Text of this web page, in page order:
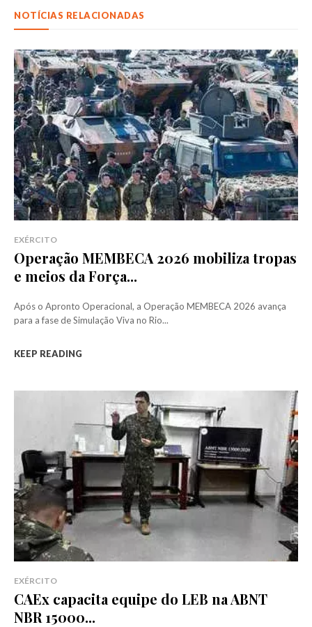
NOTÍCIAS RELACIONADAS
EXÉRCITO
Operação MEMBECA 2026 mobiliza tropas
e meios da Força...
Após o Apronto Operacional, a Operação MEMBECA 2026 avança
para a fase de Simulação Viva no Rio...
KEEP READING
EXÉRCITO
CAEx capacita equipe do LEB na ABNT
NBR 15000...